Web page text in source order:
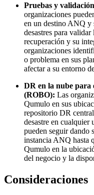
Pruebas y
organizaciones
en un destino ANQ y
desastres para
recuperación y su
organizaciones
o problema en sus
afectar a su entorno
DR en la nube para
(ROBO): Las
Qumulo en sus
repositorio DR
desastre en cualquier
pueden seguir dando
instancia ANQ hasta
Qumulo en la
del negocio y la
Consideraciones